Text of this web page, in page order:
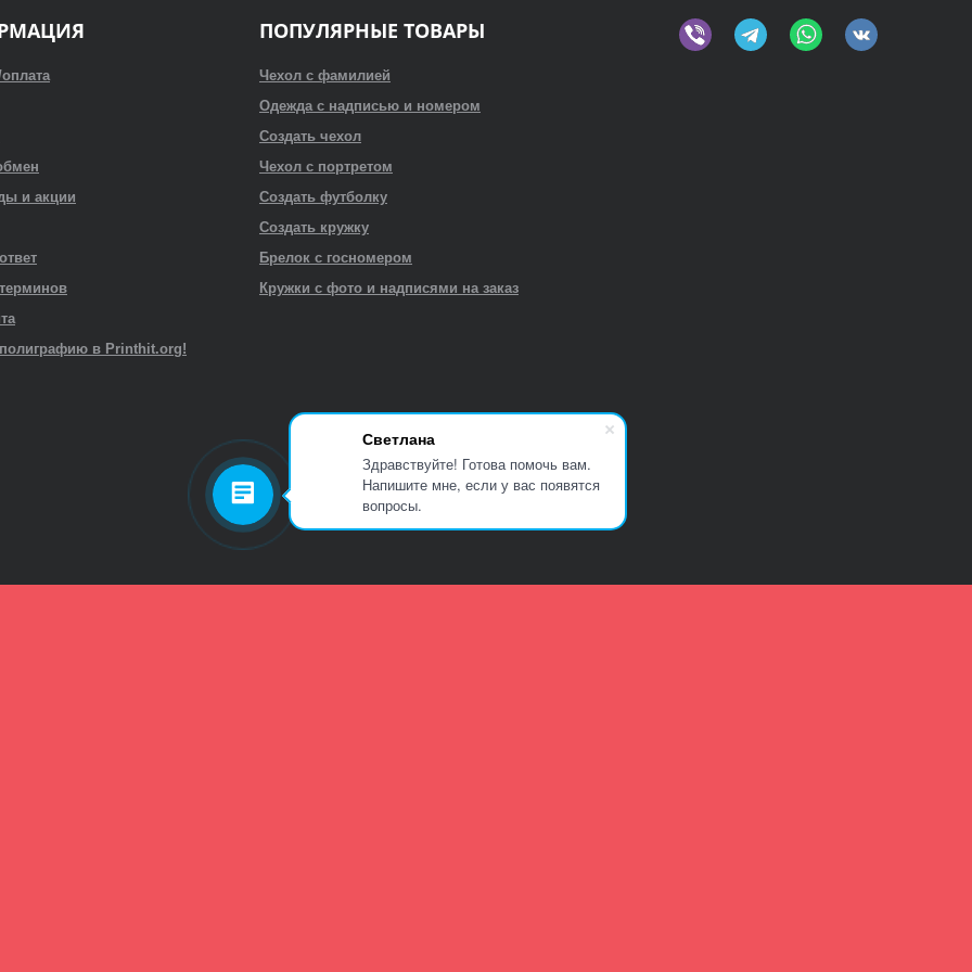
Светлана
Здравствуйте! Готова помочь вам.
Напишите мне, если у вас появятся
вопросы.
и акции
полиграфию в Printhit.org!
ПОПУЛЯРНЫЕ ТОВАРЫ
Чехол с фамилией
Одежда с надписью и номером
Создать чехол
Чехол с портретом
Создать футболку
Создать кружку
Брелок с госномером
Кружки с фото и надписями на заказ